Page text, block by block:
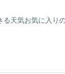
天気お気に入り